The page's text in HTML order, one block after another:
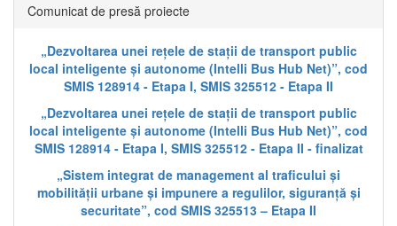
Comunicat de presă proiecte
„Dezvoltarea unei rețele de stații de transport public
local inteligente și autonome (Intelli Bus Hub Net)”, cod
SMIS 128914 - Etapa I, SMIS 325512 - Etapa II
„Dezvoltarea unei rețele de stații de transport public
local inteligente și autonome (Intelli Bus Hub Net)”, cod
SMIS 128914 - Etapa I, SMIS 325512 - Etapa II - finalizat
„Sistem integrat de management al traficului și
mobilității urbane și impunere a regulilor, siguranță și
securitate”, cod SMIS 325513 – Etapa II